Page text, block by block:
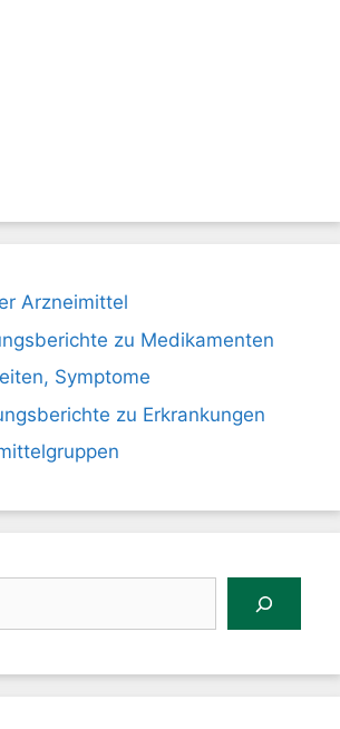
Arzneimittel
zu Medikamenten
Symptome
zu Erkrankungen